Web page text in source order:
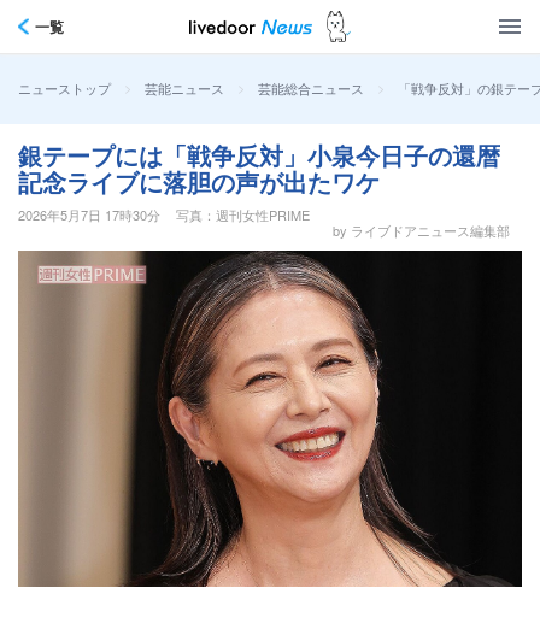
一覧
ニューストップ > 芸能ニュース > 芸能総合ニュース > 「戦争反対」の銀テ
銀テープには「戦争反対」小泉今日子の還暦
記念ライブに落胆の声が出たワケ
2026年5月7日 17時30分
写真：週刊女性PRIME
by ライブドアニュース編集部